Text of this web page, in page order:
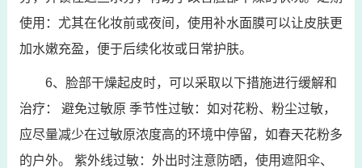
使用：尤其在化妆前或夜间，使用补水面膜可以让皮肤更
加水嫩充盈，便于后续化妆或日常护肤。
6、脸部干燥起皮时，可以采取以下措施进行缓解和
治疗： 避免过敏原 季节性过敏：如对花粉、粉尘过敏，
应尽量减少在过敏原浓度高的环境中停留，如春天花粉多
的户外。 紫外线过敏：外出时注意防晒，使用遮阳伞、